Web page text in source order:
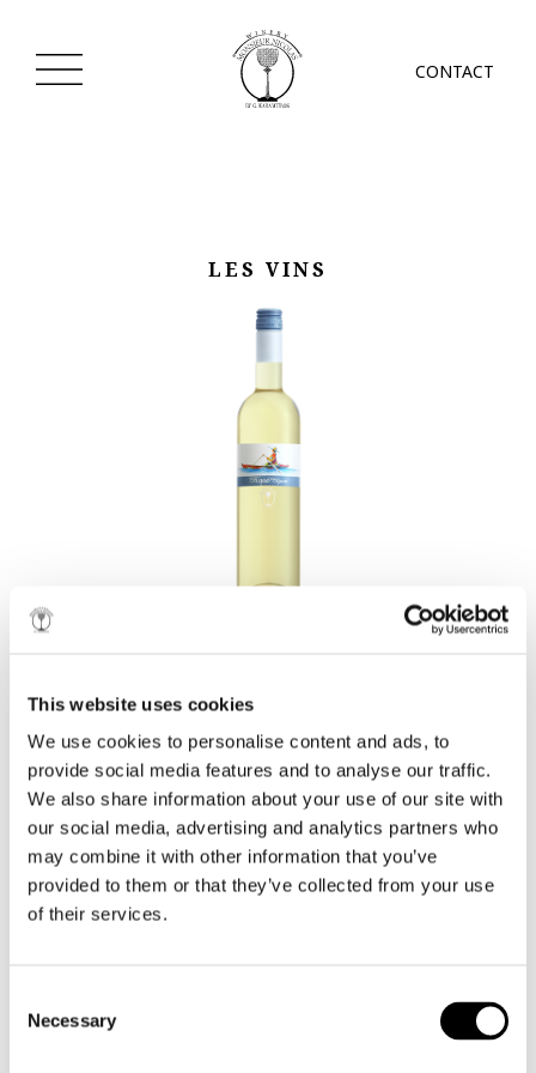
This website uses cookies
We use cookies to personalise content and ads, to
provide social media features and to analyse our traffic.
We also share information about your use of our site with
our social media, advertising and analytics partners who
may combine it with other information that you’ve
provided to them or that they’ve collected from your use
of their services.
Selection
Necessary
CONTACT
LES VINS
AWARDS e-BROCHURE
2018
Thessaloniki International Competition - Silver Medal
International Wine Challenge - Bronze Medal
Balkans International Wine Competition - Silver Medal
LE CHARME DE LA SIMPLICITÉ!
Le lac Plastiras, qui crée le microclimat unique du